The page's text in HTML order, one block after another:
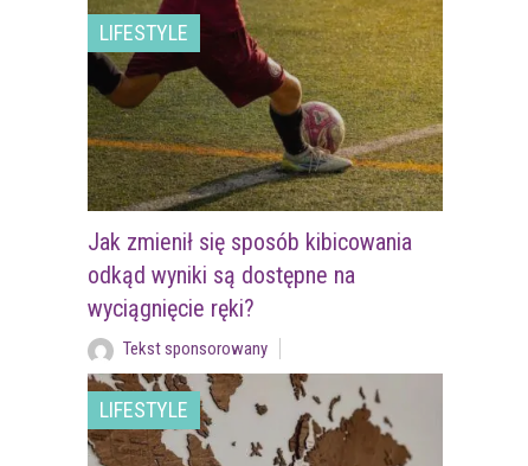
LIFESTYLE
Jak zmienił się sposób kibicowania
odkąd wyniki są dostępne na
wyciągnięcie ręki?
Tekst sponsorowany
LIFESTYLE